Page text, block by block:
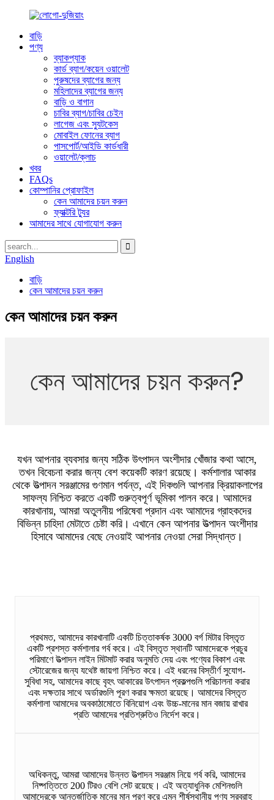
বাড়ি
পণ্য
ব্যাকপ্যাক
কার্ড ব্যাগ/কয়েন ওয়ালেট
পুরুষদের ব্যাগের জন্য
মহিলাদের ব্যাগের জন্য
বাড়ি ও বাগান
চাবির ব্যাগ/চাবির চেইন
লাগেজ এবং স্যুটকেস
মোবাইল ফোনের ব্যাগ
পাসপোর্ট/আইডি কার্ডধারী
ওয়ালেট/ক্লাচ
খবর
FAQs
কোম্পানির প্রোফাইল
কেন আমাদের চয়ন করুন
ফ্যাক্টরি ট্যুর
আমাদের সাথে যোগাযোগ করুন
English
বাড়ি
কেন আমাদের চয়ন করুন
কেন আমাদের চয়ন করুন
কেন আমাদের চয়ন করুন?
যখন আপনার ব্যবসার জন্য সঠিক উৎপাদন অংশীদার খোঁজার কথা আসে,
তখন বিবেচনা করার জন্য বেশ কয়েকটি কারণ রয়েছে। কর্মশালার আকার
থেকে উত্পাদন সরঞ্জামের গুণমান পর্যন্ত, এই দিকগুলি আপনার ক্রিয়াকলাপের
সাফল্য নিশ্চিত করতে একটি গুরুত্বপূর্ণ ভূমিকা পালন করে। আমাদের
কারখানায়, আমরা অতুলনীয় পরিষেবা প্রদান এবং আমাদের গ্রাহকদের
বিভিন্ন চাহিদা মেটাতে চেষ্টা করি। এখানে কেন আপনার উত্পাদন অংশীদার
হিসাবে আমাদের বেছে নেওয়াই আপনার নেওয়া সেরা সিদ্ধান্ত।
প্রথমত, আমাদের কারখানাটি একটি চিত্তাকর্ষক 3000 বর্গ মিটার বিস্তৃত
একটি প্রশস্ত কর্মশালার গর্ব করে। এই বিস্তৃত স্থানটি আমাদেরকে প্রচুর
পরিমাণে উত্পাদন লাইন মিটমাট করার অনুমতি দেয় এবং পণ্যের বিকাশ এবং
স্টোরেজের জন্য যথেষ্ট জায়গা নিশ্চিত করে। এই ধরনের বিস্তীর্ণ সুযোগ-
সুবিধা সহ, আমাদের কাছে বৃহৎ আকারের উৎপাদন প্রকল্পগুলি পরিচালনা করার
এবং দক্ষতার সাথে অর্ডারগুলি পূরণ করার ক্ষমতা রয়েছে। আমাদের বিস্তৃত
কর্মশালা আমাদের অবকাঠামোতে বিনিয়োগ এবং উচ্চ-মানের মান বজায় রাখার
প্রতি আমাদের প্রতিশ্রুতিও নির্দেশ করে।
অধিকন্তু, আমরা আমাদের উন্নত উত্পাদন সরঞ্জাম নিয়ে গর্ব করি, আমাদের
নিষ্পত্তিতে 200 টিরও বেশি সেট রয়েছে। এই অত্যাধুনিক মেশিনগুলি
আমাদেরকে আন্তর্জাতিক মানের মান পূরণ করে এমন শীর্ষস্থানীয় পণ্য সরবরাহ